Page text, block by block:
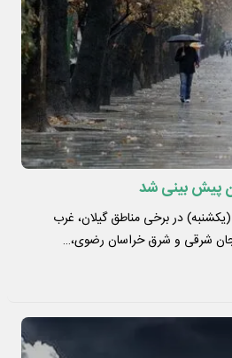
در برخی مناطق گیلان، غرب
شرقی و شرق خراسان رضوی،…